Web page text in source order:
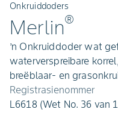
Onkruiddoders
Merlin®
’n Onkruiddoder wat
waterverspreibare
breëblaar- en
Registrasienommer
L6618 (Wet No. 36 van